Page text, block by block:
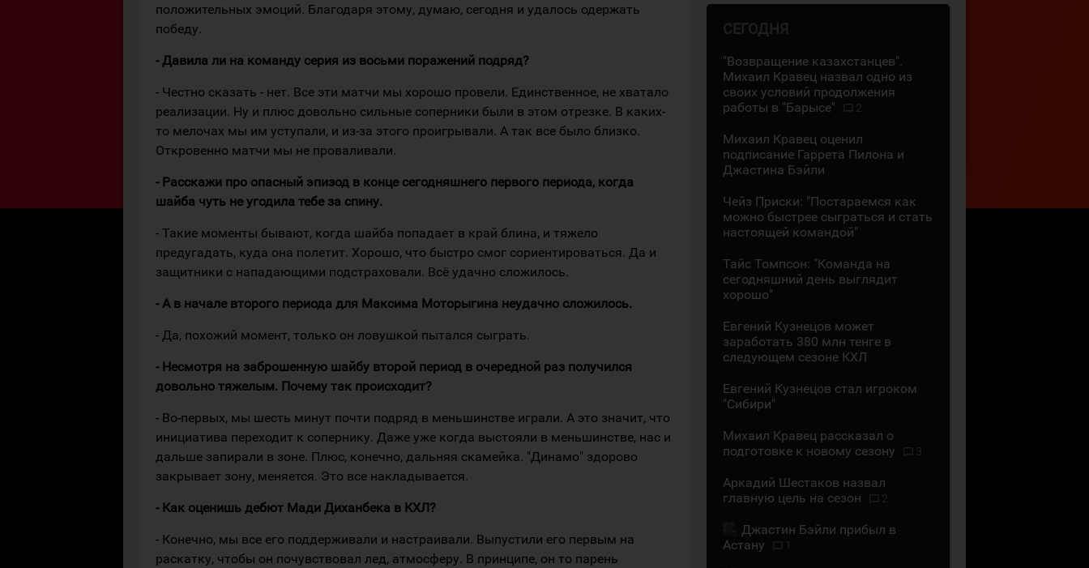
положительных эмоций. Благодаря этому, думаю, сегодня и удалось одержать
победу.
- Давила ли на команду серия из восьми поражений подряд?
- Честно сказать - нет. Все эти матчи мы хорошо провели. Единственное, не хватало
реализации. Ну и плюс довольно сильные соперники были в этом отрезке. В каких-
то мелочах мы им уступали, и из-за этого проигрывали. А так все было близко.
Откровенно матчи мы не проваливали.
- Расскажи про опасный эпизод в конце сегодняшнего первого периода, когда
шайба чуть не угодила тебе за спину.
- Такие моменты бывают, когда шайба попадает в край блина, и тяжело
предугадать, куда она полетит. Хорошо, что быстро смог сориентироваться. Да и
защитники с нападающими подстраховали. Всё удачно сложилось.
- А в начале второго периода для Максима Моторыгина неудачно сложилось.
- Да, похожий момент, только он ловушкой пытался сыграть.
- Несмотря на заброшенную шайбу второй период в очередной раз получился
довольно тяжелым. Почему так происходит?
- Во-первых, мы шесть минут почти подряд в меньшинстве играли. А это значит, что
инициатива переходит к сопернику. Даже уже когда выстояли в меньшинстве, нас и
дальше запирали в зоне. Плюс, конечно, дальняя скамейка. "Динамо" здорово
закрывает зону, меняется. Это все накладывается.
- Как оценишь дебют Мади Диханбека в КХЛ?
- Конечно, мы все его поддерживали и настраивали. Выпустили его первым на
раскатку, чтобы он почувствовал лед, атмосферу. В принципе, он то парень
СЕГОДНЯ
"Возвращение казахстанцев".
Михаил Кравец назвал одно из
своих условий продолжения
работы в "Барысе"
Михаил Кравец оценил
подписание Гаррета Пилона и
Джастина Бэйли
Чейз Приски: "Постараемся как
можно быстрее сыграться и стать
настоящей командой"
Тайс Томпсон: "Команда на
сегодняшний день выглядит
хорошо"
Евгений Кузнецов может
заработать 380 млн тенге в
следующем сезоне КХЛ
Евгений Кузнецов стал игроком
"Сибири"
Михаил Кравец рассказал о
подготовке к новому сезону
3
Аркадий Шестаков назвал
главную цель на сезон
Джастин Бэйли прибыл в
Астану